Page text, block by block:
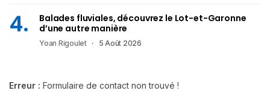
Balades fluviales, découvrez le Lot-et-Garonne
d’une autre manière
Yoan Rigoulet 5 Août 2026
Erreur : Formulaire de contact non trouvé !